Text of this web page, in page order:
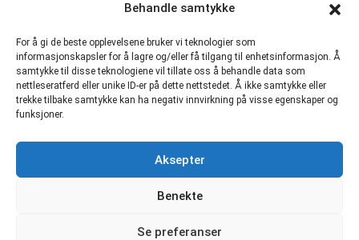
Behandle samtykke
For å gi de beste opplevelsene bruker vi teknologier som
informasjonskapsler for å lagre og/eller få tilgang til enhetsinformasjon. Å
samtykke til disse teknologiene vil tillate oss å behandle data som
nettleseratferd eller unike ID-er på dette nettstedet. Å ikke samtykke eller
trekke tilbake samtykke kan ha negativ innvirkning på visse egenskaper og
funksjoner.
Aksepter
Benekte
Se preferanser
Personvern og tjenestevilkår
Cookie-erklæring (EU)